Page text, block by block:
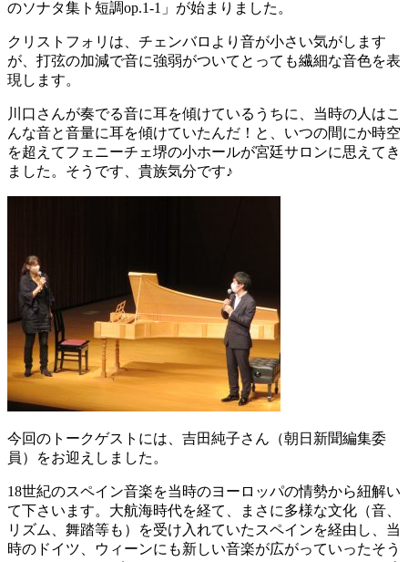
のソナタ集ト短調op.1-1 」が始まりました。
クリストフォリは、チェンバロより音が小さい気がします
が、打弦の加減で音に強弱がついてとっても繊細な音色を表
現します。
川口さんが奏でる音に耳を傾けているうちに、当時の人はこ
んな音と音量に耳を傾けていたんだ！と、いつの間にか時空
を超えてフェニーチェ堺の小ホールが宮廷サロンに思えてき
ました。そうです、貴族気分です♪
今回のトークゲストには、吉田純子さん（朝日新聞編集委
員）をお迎えしました。
18世紀のスペイン音楽を当時のヨーロッパの情勢から紐解い
て下さいます。大航海時代を経て、まさに多様な文化（音、
リズム、舞踏等も）を受け入れていたスペインを経由し、当
時のドイツ、ウィーンにも新しい音楽が広がっていったそう